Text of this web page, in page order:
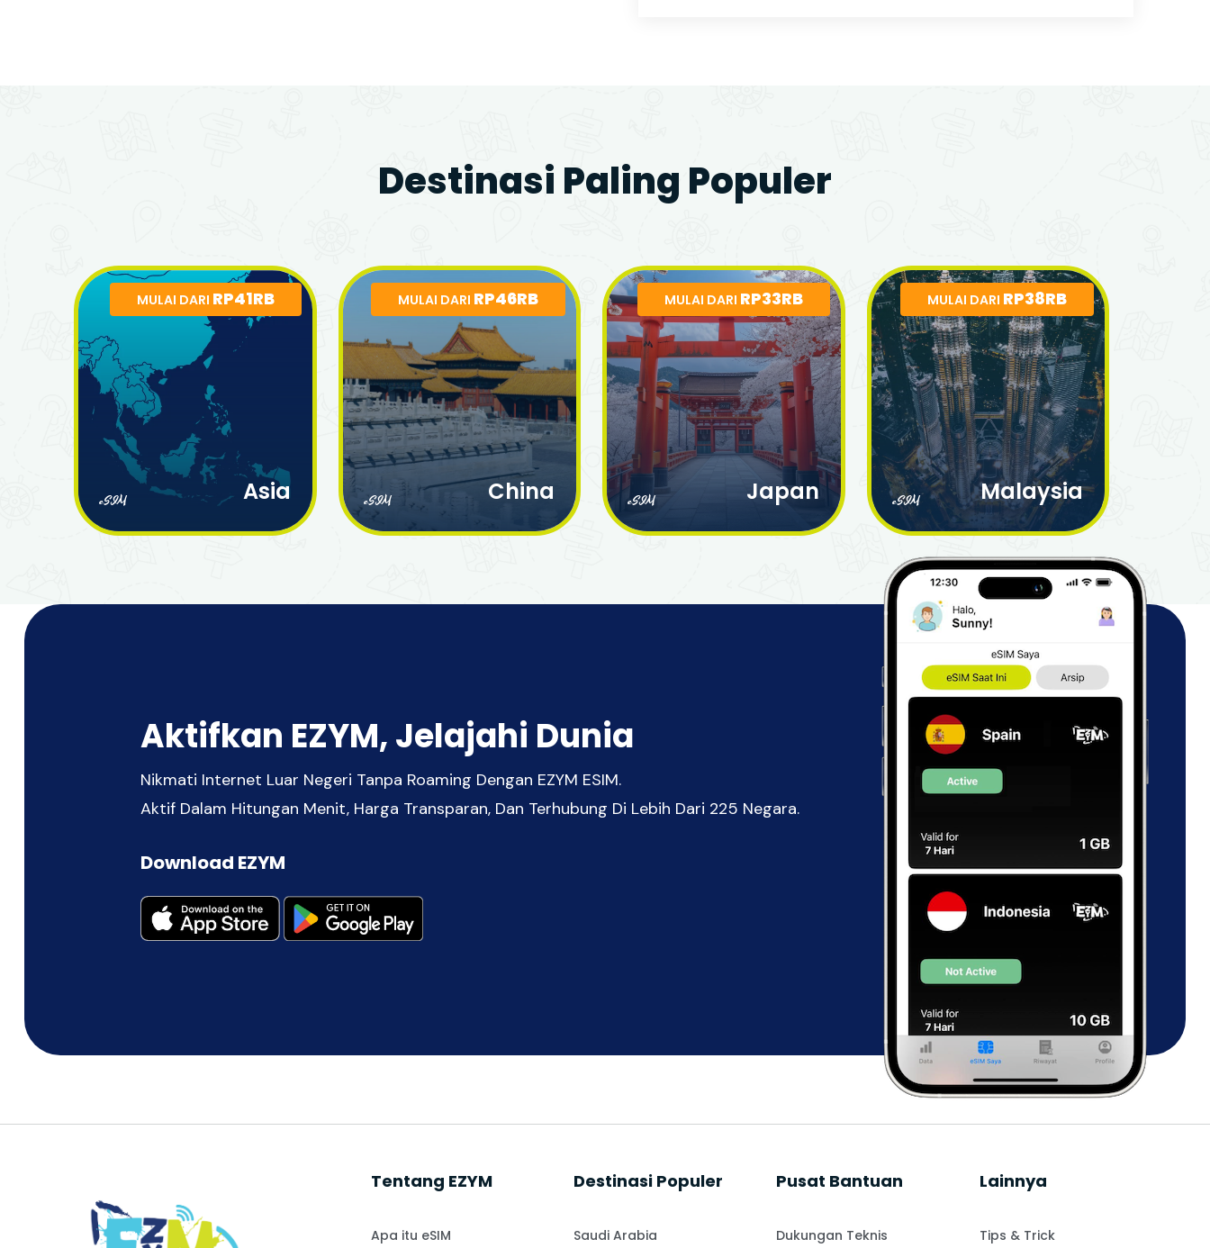
Destinasi Paling Populer
MULAI DARI RP41RB
eSIM Asia
MULAI DARI RP46RB
eSIM China
MULAI DARI RP33RB
eSIM Japan
MULAI DARI RP38RB
eSIM Malaysia
Aktifkan EZYM, Jelajahi Dunia
Nikmati Internet Luar Negeri Tanpa Roaming Dengan EZYM ESIM.
Aktif Dalam Hitungan Menit, Harga Transparan, Dan Terhubung Di Lebih Dari 225 Negara.
Download EZYM
Tentang EZYM
Apa itu eSIM
⁠Destinasi Populer
Saudi Arabia
Pusat Bantuan
Dukungan Teknis
Lainnya
Tips & Trick